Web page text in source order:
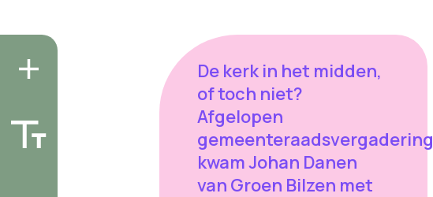
De kerk in het midden,
of toch niet?
Afgelopen
gemeenteraadsvergadering
kwam Johan Danen
van Groen Bilzen met